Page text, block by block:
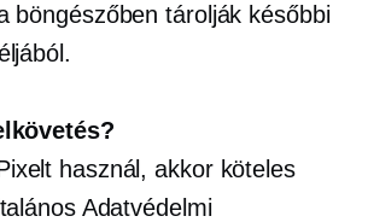
böngészőben tárolják későbbi
használ, akkor köteles
Adatvédelmi